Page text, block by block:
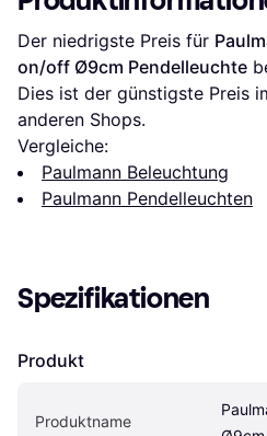
Der niedrigste Preis für
on/off Ø9cm Pendelleuchte
Dies ist der günstigste Preis
anderen Shops.
Vergleiche:
Paulmann Beleuchtung
Paulmann Pendelleuchten
Spezifikationen
Produkt
Produktname